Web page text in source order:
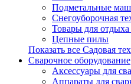
Подметальные
Снегоуборочная
Товары для
Цепные пилы
Показать все Садовая
Сварочное оборудование
Аксессуары для
Аппараты для